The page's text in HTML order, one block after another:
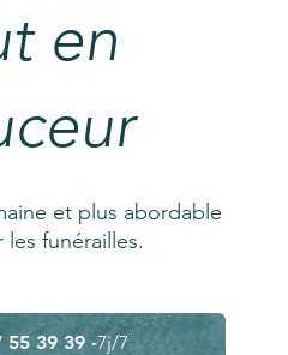
en
et plus abordable
funérailles.
55 39 39 -7j/7